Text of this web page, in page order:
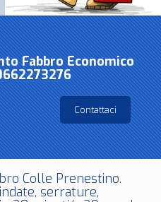
Fabbro Economico
Contattaci
Colle Prenestino.
serrature,